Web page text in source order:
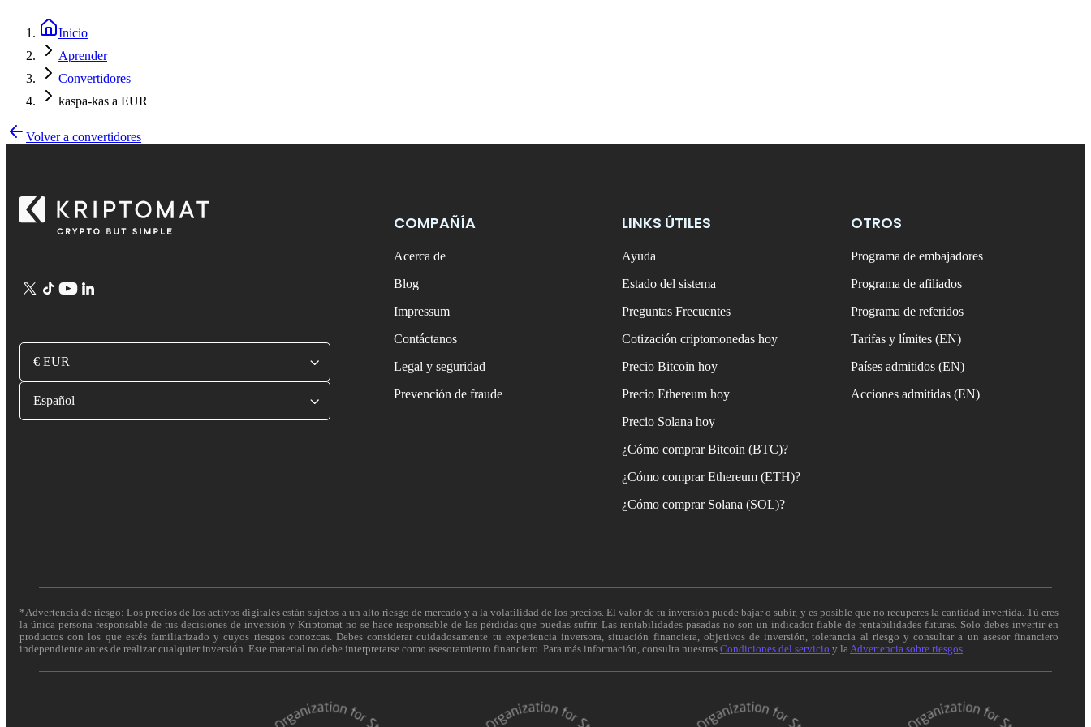
Inicio
Aprender
Convertidores
kaspa-kas a EUR
Volver a convertidores
€ EUR
Español
COMPAÑÍA
Acerca de
Blog
Impressum
Contáctanos
Legal y seguridad
Prevención de fraude
LINKS ÚTILES
Ayuda
Estado del sistema
Preguntas Frecuentes
Cotización criptomonedas hoy
Precio Bitcoin hoy
Precio Ethereum hoy
Precio Solana hoy
¿Cómo comprar Bitcoin (BTC)?
¿Cómo comprar Ethereum (ETH)?
¿Cómo comprar Solana (SOL)?
OTROS
Programa de embajadores
Programa de afiliados
Programa de referidos
Tarifas y límites (EN)
Países admitidos (EN)
Acciones admitidas (EN)
*Advertencia de riesgo: Los precios de los activos digitales están sujetos a un alto riesgo de mercado y a la volatilidad de los precios. El valor de tu inversión puede bajar o subir, y es posible que no recuperes la cantidad invertida. Tú eres
la única persona responsable de tus decisiones de inversión y Kriptomat no se hace responsable de las pérdidas que puedas sufrir. Las rentabilidades pasadas no son un indicador fiable de rentabilidades futuras. Solo debes invertir en
productos con los que estés familiarizado y cuyos riesgos conozcas. Debes considerar cuidadosamente tu experiencia inversora, situación financiera, objetivos de inversión, tolerancia al riesgo y consultar a un asesor financiero
independiente antes de realizar cualquier inversión. Este material no debe interpretarse como asesoramiento financiero. Para más información, consulta nuestras Condiciones del servicio y la Advertencia sobre riesgos